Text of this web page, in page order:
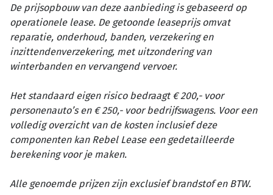
De prijsopbouw van deze aanbieding is gebaseerd op
operationele lease. De getoonde leaseprijs omvat
reparatie, onderhoud, banden, verzekering en
inzittendenverzekering, met uitzondering van
winterbanden en vervangend vervoer.
Het standaard eigen risico bedraagt € 200,- voor
personenauto’s en € 250,- voor bedrijfswagens. Voor een
volledig overzicht van de kosten inclusief deze
componenten kan Rebel Lease een gedetailleerde
berekening voor je maken.
Alle genoemde prijzen zijn exclusief brandstof en BTW.